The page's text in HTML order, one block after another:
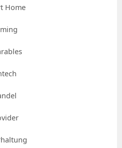
Home